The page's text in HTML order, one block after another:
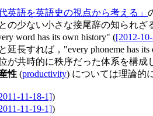
代英語を英語史の視点から考える」
少ない小さな接尾辞の知られざ
word has its own history" ([2012-
長すれば，"every phoneme has
が共時的に秩序だった体系を構
性 (productivity) については理論的
11-18-1])
11-19-1])